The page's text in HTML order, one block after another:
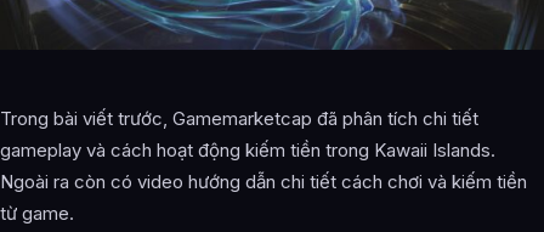
Trong bài viết trước, Gamemarketcap đã phân tích chi tiết
gameplay và cách hoạt động kiếm tiền trong Kawaii Islands.
Ngoài ra còn có video hướng dẫn chi tiết cách chơi và kiếm tiền
từ game.